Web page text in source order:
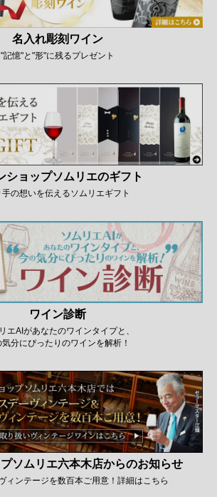
名入れ彫刻ワイン
"記憶"と"形"に残るプレゼント
ショップソムリエのギフト
手の想いを伝えるソムリエギフト
ワイン診断
エAIがあなたのワインタイプと、
気分にぴったりのワインを解析！
ソムリエ六本木店からのお知らせ
ィンテージを数百本ご用意！詳細はこちら